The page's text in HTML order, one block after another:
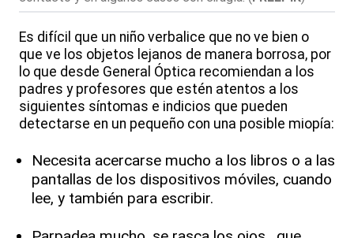
Es difícil que un niño verbalice que no ve bien o
que ve los objetos lejanos de manera borrosa, por
lo que desde General Óptica recomiendan a los
padres y profesores que estén atentos a los
siguientes síntomas e indicios que pueden
detectarse en un pequeño con una posible miopía:
Necesita acercarse mucho a los libros o a las
pantallas de los dispositivos móviles, cuando
lee, y también para escribir.